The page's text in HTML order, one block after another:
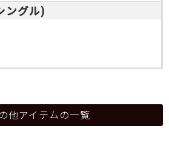
ングル)
他アイテムの一覧